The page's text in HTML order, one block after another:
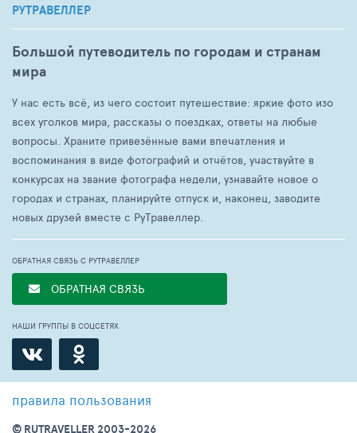
РУТРАВЕЛЛЕР
Большой путеводитель по городам и странам
мира
У нас есть всё, из чего состоит путешествие: яркие фото изо
всех уголков мира, рассказы о поездках, ответы на любые
вопросы. Храните привезённые вами впечатления и
воспоминания в виде фотографий и отчётов, участвуйте в
конкурсах на звание фотографа недели, узнавайте новое о
городах и странах, планируйте отпуск и, наконец, заводите
новых друзей вместе с РуТравеллер.
ОБРАТНАЯ СВЯЗЬ С РУТРАВЕЛЛЕР
ОБРАТНАЯ СВЯЗЬ
НАШИ ГРУППЫ В СОЦСЕТЯХ
© RUTRAVELLER 2003-2026
правила пользования